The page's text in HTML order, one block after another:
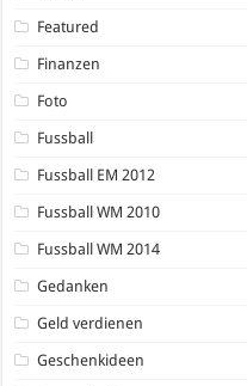
Featured
Finanzen
Foto
Fussball
Fussball EM 2012
Fussball WM 2010
Fussball WM 2014
Gedanken
Geld verdienen
Geschenkideen